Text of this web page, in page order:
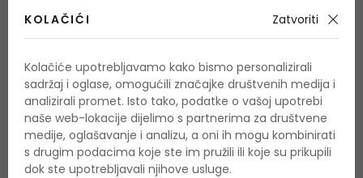
osnovan je 1851. godine u New Yorku, a svoje temelje
prirodne sastojke kako bi stvorili proizvode za kvalitetnu
njegu kože, tijela i kose.
Kozmetika sa snagom prirode
Među najpoznatijim proizvodima markeKiehl'sje,
KOLAČIĆI Zatvoriti
Kolačiće upotrebljavamo kako bismo personalizirali
sadržaj i oglase, omogućili značajke društvenih medija i
analizirali promet. Isto tako, podatke o vašoj upotrebi
naše web-lokacije dijelimo s partnerima za društvene
medije, oglašavanje i analizu, a oni ih mogu kombinirati
s drugim podacima koje ste im pružili ili koje su prikupili
dok ste upotrebljavali njihove usluge.